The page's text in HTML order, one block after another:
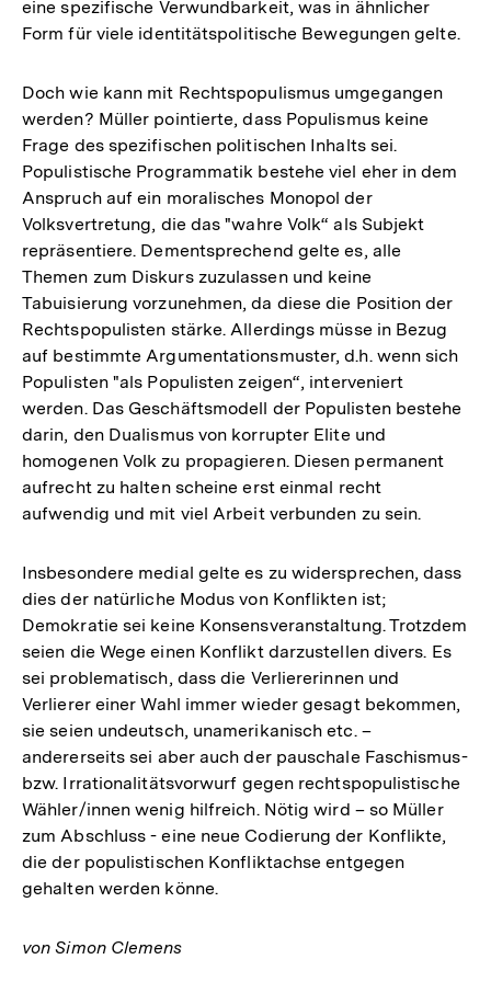
eine spezifische Verwundbarkeit, was in ähnlicher
Form für viele identitätspolitische Bewegungen gelte.
Doch wie kann mit Rechtspopulismus umgegangen
werden? Müller pointierte, dass Populismus keine
Frage des spezifischen politischen Inhalts sei.
Populistische Programmatik bestehe viel eher in dem
Anspruch auf ein moralisches Monopol der
Volksvertretung, die das "wahre Volk“ als Subjekt
repräsentiere. Dementsprechend gelte es, alle
Themen zum Diskurs zuzulassen und keine
Tabuisierung vorzunehmen, da diese die Position der
Rechtspopulisten stärke. Allerdings müsse in Bezug
auf bestimmte Argumentationsmuster, d.h. wenn sich
Populisten "als Populisten zeigen“, interveniert
werden. Das Geschäftsmodell der Populisten bestehe
darin, den Dualismus von korrupter Elite und
homogenen Volk zu propagieren. Diesen permanent
aufrecht zu halten scheine erst einmal recht
aufwendig und mit viel Arbeit verbunden zu sein.
Insbesondere medial gelte es zu widersprechen, dass
dies der natürliche Modus von Konflikten ist;
Demokratie sei keine Konsensveranstaltung. Trotzdem
seien die Wege einen Konflikt darzustellen divers. Es
sei problematisch, dass die Verliererinnen und
Verlierer einer Wahl immer wieder gesagt bekommen,
sie seien undeutsch, unamerikanisch etc. –
andererseits sei aber auch der pauschale Faschismus-
bzw. Irrationalitätsvorwurf gegen rechtspopulistische
Wähler/innen wenig hilfreich. Nötig wird – so Müller
zum Abschluss - eine neue Codierung der Konflikte,
die der populistischen Konfliktachse entgegen
gehalten werden könne.
von Simon Clemens